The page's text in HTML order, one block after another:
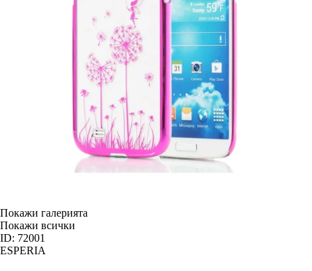
Покажи галерията
Покажи всички
ID: 72001
ESPERIA